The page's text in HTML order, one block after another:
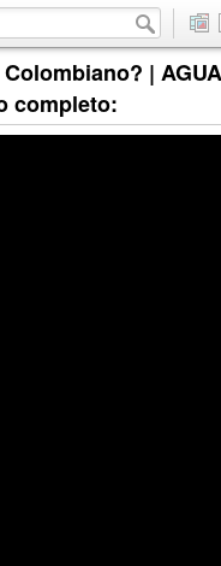
|
completo: